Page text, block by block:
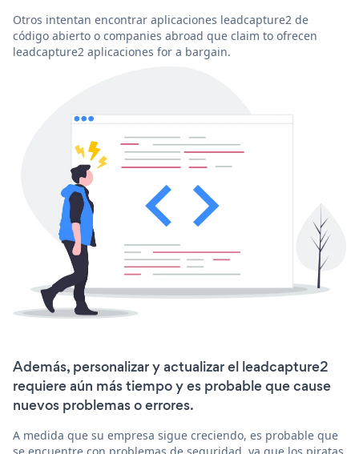
Otros intentan encontrar aplicaciones leadcapture2 de
código abierto o companies abroad que claim to ofrecen
leadcapture2 aplicaciones for a bargain.
Además, personalizar y actualizar el leadcapture2
requiere aún más tiempo y es probable que cause
nuevos problemas o errores.
A medida que su empresa sigue creciendo, es probable que